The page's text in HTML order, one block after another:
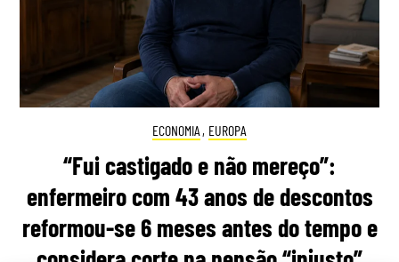
ECONOMIA , EUROPA
“Fui castigado e não mereço”:
enfermeiro com 43 anos de descontos
reformou-se 6 meses antes do tempo e